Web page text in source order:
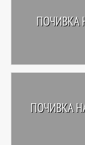
ПОЧИВКА
ПОЧИВКА